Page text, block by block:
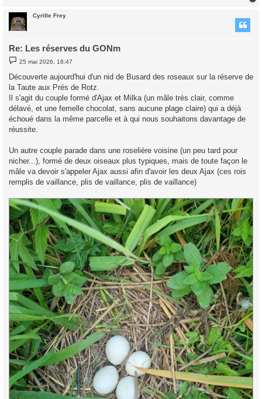
Cyrille Frey
Re: Les réserves du GONm
M
e
s
s
a
g
e
25 mai 2026, 18:47
Découverte aujourd'hui d'un nid de Busard des roseaux sur la réserve de
la Taute aux Prés de Rotz.
Il s'agit du couple formé d'Ajax et Milka (un mâle très clair, comme
délavé, et une femelle chocolat, sans aucune plage claire) qui a déjà
échoué dans la même parcelle et à qui nous souhaitons davantage de
réussite.
Un autre couple parade dans une roselière voisine (un peu tard pour
nicher...), formé de deux oiseaux plus typiques, mais de toute façon le
mâle va devoir s'appeler Ajax aussi afin d'avoir les deux Ajax (ces rois
remplis de vaillance, plis de vaillance, plis de vaillance)